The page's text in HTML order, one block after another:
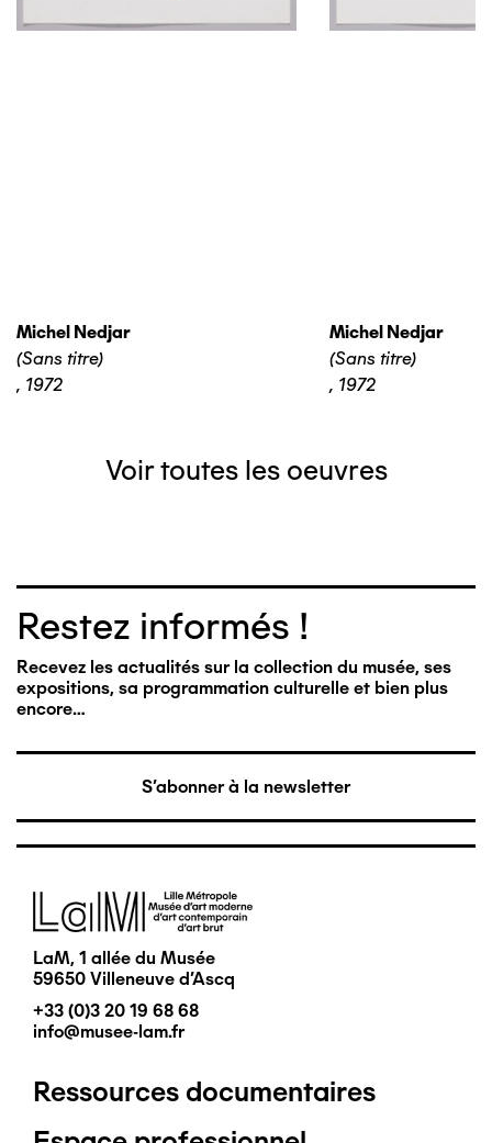
Michel Nedjar
(Sans titre)
, 1972
Michel Nedjar
(Sans titre)
, 1972
Voir toutes les oeuvres
Restez informés !
Recevez les actualités sur la collection du musée, ses
expositions, sa programmation culturelle et bien plus
encore…
S'abonner à la newsletter
Image
LaM, 1 allée du Musée
59650 Villeneuve d'Ascq
+33 (0)3 20 19 68 68
info@musee-lam.fr
Pied
Ressources documentaires